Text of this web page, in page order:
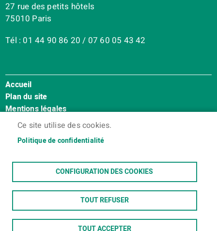
Ce site utilise des cookies.
Politique de confidentialité
CONFIGURATION DES COOKIES
TOUT REFUSER
TOUT ACCEPTER
27 rue des petits hôtels
75010 Paris
Tél : 01 44 90 86 20 / 07 60 05 43 42
Menu
Pied
de
page
Accueil
Plan du site
Mentions légales
Accessibilité : Non conforme
Contact